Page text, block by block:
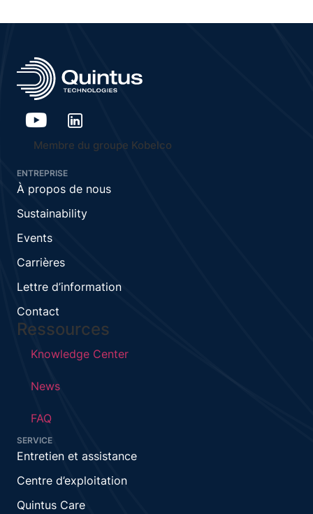
Membre du groupe Kobelco
ENTREPRISE
À propos de nous
Sustainability
Events
Carrières
Lettre d’information
Contact
Ressources
Knowledge Center
News
FAQ
SERVICE
Entretien et assistance
Centre d’exploitation
Quintus Care